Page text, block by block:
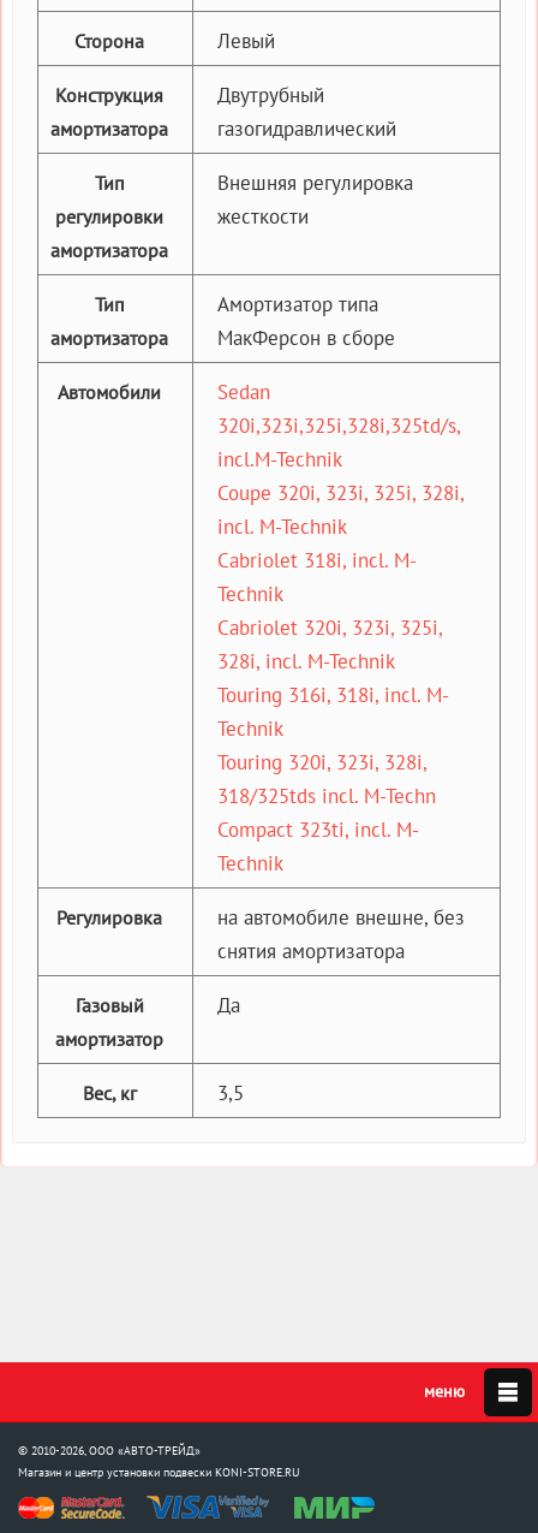
Сторона Левый
Конструкция
амортизатора
Двутрубный
газогидравлический
Тип
регулировки
амортизатора
Внешняя регулировка
жесткости
Тип
амортизатора
Амортизатор типа
МакФерсон в сборе
Автомобили
Sedan
320i,323i,325i,328i,325td/s,
incl.M-Technik
Coupe 320i, 323i, 325i, 328i,
incl. M-Technik
Cabriolet 318i, incl. M-
Technik
Cabriolet 320i, 323i, 325i,
328i, incl. M-Technik
Touring 316i, 318i, incl. M-
Technik
Touring 320i, 323i, 328i,
318/325tds incl. M-Techn
Compact 323ti, incl. M-
Technik
Регулировка
на автомобиле внешне, без
снятия амортизатора
Газовый
амортизатор
Да
Вес, кг 3,5
© 2010-2026, ООО «АВТО-ТРЕЙД»
Магазин и центр установки подвески KONI-STORE.RU